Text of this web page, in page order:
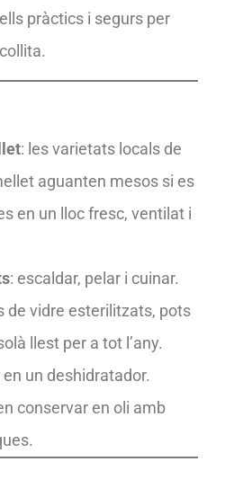
pràctics i segurs per
: les varietats locals de
aguanten mesos si es
en un lloc fresc, ventilat i
: escaldar, pelar i cuinar.
de vidre esterilitzats, pots
llest per a tot l’any.
en un deshidratador.
conservar en oli amb